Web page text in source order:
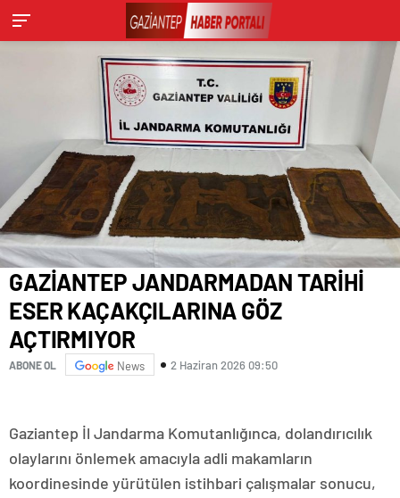
GAZİANTEP JANDARMADAN TARİHİ
ESER KAÇAKÇILARINA GÖZ
AÇTIRMIYOR
ABONE OL News 2 Haziran 2026 09:50
Gaziantep İl Jandarma Komutanlığınca, dolandırıcılık
olaylarını önlemek amacıyla adli makamların
koordinesinde yürütülen istihbari çalışmalar sonucu,